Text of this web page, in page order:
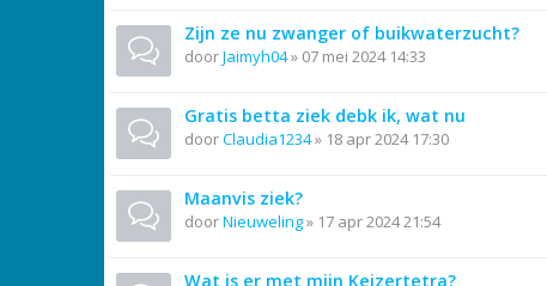
Zijn ze nu zwanger of buikwaterzucht?
doorJaimyh04» 07 mei 2024 14:33
Gratis betta ziek debk ik, wat nu
doorClaudia1234» 18 apr 2024 17:30
Maanvis ziek?
doorNieuweling» 17 apr 2024 21:54
Wat is er met mijn Keizertetra?